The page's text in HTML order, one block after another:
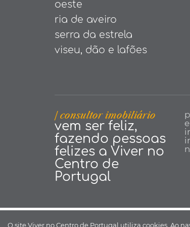
oeste
ria de aveiro
serra da estrela
viseu, dão e lafões
| consultor imobiliário
vem ser feliz,
fazendo pessoas
felizes a Viver no
Centro de
Portugal
Viver no Centro
O site Viver no Centro de Portugal utiliza cookies. Ao